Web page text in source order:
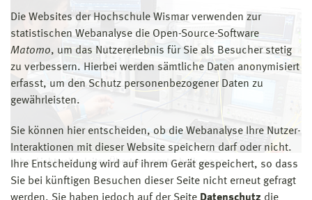
Die Websites der Hochschule Wismar verwenden zur
statistischen Webanalyse die Open-Source-Software
Matomo, um das Nutzererlebnis für Sie als Besucher stetig
zu verbessern. Hierbei werden sämtliche Daten anonymisiert
erfasst, um den Schutz personenbezogener Daten zu
gewährleisten.
Sie können hier entscheiden, ob die Webanalyse Ihre Nutzer-
Interaktionen mit dieser Website speichern darf oder nicht.
Ihre Entscheidung wird auf ihrem Gerät gespeichert, so dass
Sie bei künftigen Besuchen dieser Seite nicht erneut gefragt
Labor Lichtwellenleiter‐Übertragungstechnik, 2020